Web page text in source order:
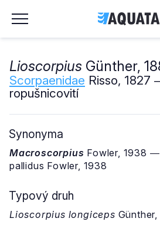
Lioscorpius Günther,
Scorpaenidae Risso, 1827
ropušnicovití
Synonyma
Macroscorpius Fowler, 1938
pallidus Fowler, 1938
Typový druh
Lioscorpius longiceps